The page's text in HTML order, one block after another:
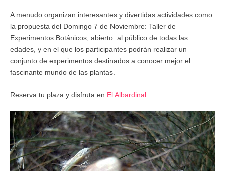
A menudo organizan interesantes y divertidas actividades como
la propuesta del Domingo 7 de Noviembre: Taller de
Experimentos Botánicos, abierto al público de todas las
edades, y en el que los participantes podrán realizar un
conjunto de experimentos destinados a conocer mejor el
fascinante mundo de las plantas.
Reserva tu plaza y disfruta en El Albardinal